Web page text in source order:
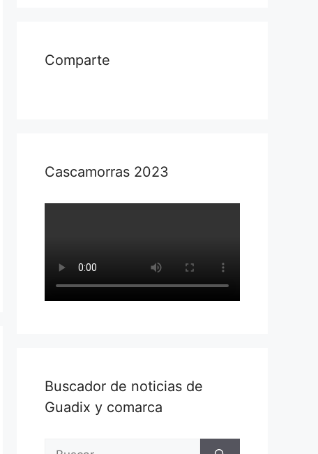
Comparte
Cascamorras 2023
Buscador de noticias de
Guadix y comarca
Buscar: